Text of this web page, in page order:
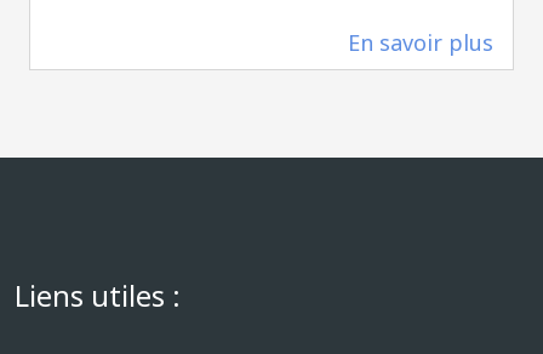
En savoir plus
Liens utiles :